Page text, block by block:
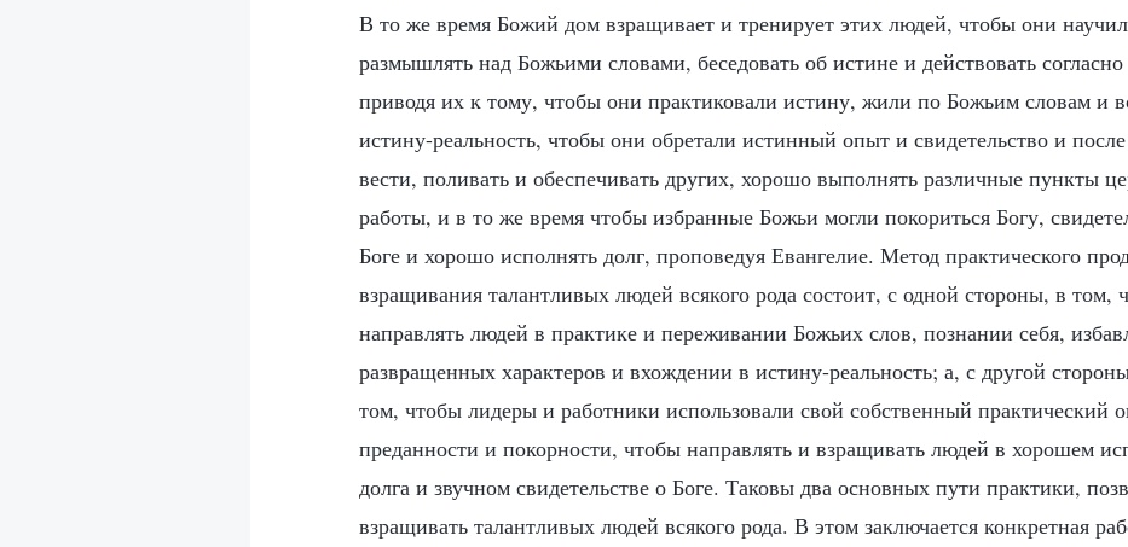
В то же время Божий дом взращивает и тренирует этих людей, чтобы они
размышлять над Божьими словами, беседовать об истине и действовать
приводя их к тому, чтобы они практиковали истину, жили по Божьим словам и
истину-реальность, чтобы они обретали истинный опыт и свидетельство и после
вести, поливать и обеспечивать других, хорошо выполнять различные пункты
работы, и в то же время чтобы избранные Божьи могли покориться Богу,
Боге и хорошо исполнять долг, проповедуя Евангелие. Метод практического
взращивания талантливых людей всякого рода состоит, с одной стороны, в том,
направлять людей в практике и переживании Божьих слов, познании себя,
развращенных характеров и вхождении в истину-реальность; а, с другой
том, чтобы лидеры и работники использовали свой собственный практический
преданности и покорности, чтобы направлять и взращивать людей в хорошем
долга и звучном свидетельстве о Боге. Таковы два основных пути практики,
взращивать талантливых людей всякого рода. В этом заключается конкретная